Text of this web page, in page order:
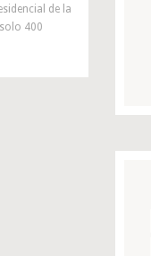
de la
400